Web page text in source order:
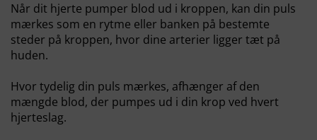
Når dit hjerte pumper blod ud i kroppen, kan din puls
mærkes som en rytme eller banken på bestemte
steder på kroppen, hvor dine arterier ligger tæt på
huden.
Hvor tydelig din puls mærkes, afhænger af den
mængde blod, der pumpes ud i din krop ved hvert
hjerteslag.